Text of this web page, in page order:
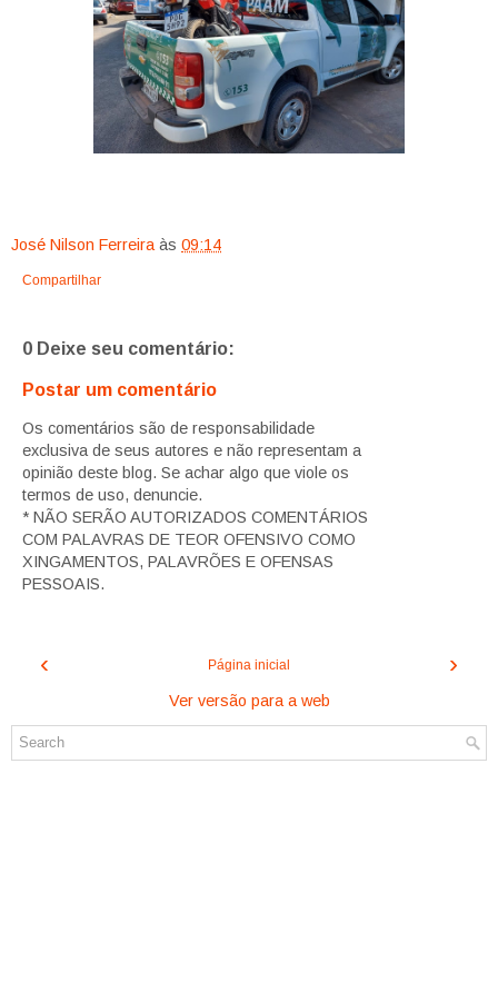
José Nilson Ferreira às 09:14
Compartilhar
0 Deixe seu comentário:
Postar um comentário
Os comentários são de responsabilidade
exclusiva de seus autores e não representam a
opinião deste blog. Se achar algo que viole os
termos de uso, denuncie.
* NÃO SERÃO AUTORIZADOS COMENTÁRIOS
COM PALAVRAS DE TEOR OFENSIVO COMO
XINGAMENTOS, PALAVRÕES E OFENSAS
PESSOAIS.
‹ ›
Página inicial
Ver versão para a web